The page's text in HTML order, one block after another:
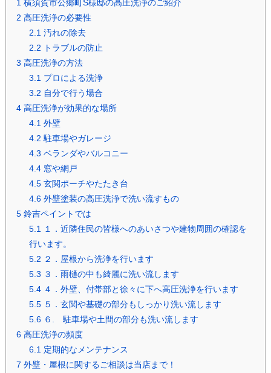
1 横須賀市公郷町S様邸の高圧洗浄のご紹介
2 高圧洗浄の必要性
2.1 汚れの除去
2.2 トラブルの防止
3 高圧洗浄の方法
3.1 プロによる洗浄
3.2 自分で行う場合
4高圧洗浄が効果的な場所
4.1 外壁
4.2 駐車場やガレージ
4.3 ベランダやバルコニー
4.4窓や網戸
4.5玄関ポーチやたたき台
4.6外壁塗装の高圧洗浄で洗い流すもの
5鈴吉ペイントでは
5.1
１．近隣住民の皆様へのあいさつや建物周囲の確認を
行います。
5.2 ２．屋根から洗浄を行います
5.3 ３．雨樋の中も綺麗に洗い流します
5.4４．外壁、付帯部と徐々に下へ高圧洗浄を行います
5.5５．玄関や基礎の部分もしっかり洗い流します
5.6６. 駐車場や土間の部分も洗い流します
6高圧洗浄の頻度
6.1 定期的なメンテナンス
7 外壁・屋根に関するご相談は当店まで！